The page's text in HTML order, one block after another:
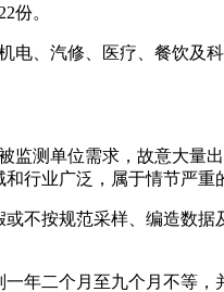
份。
电、汽修、医疗、餐饮及
测单位需求，故意大量
行业广泛，属于情节严重
不按规范采样、编造数
年二个月至九个月不等